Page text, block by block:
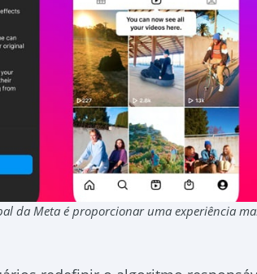
da Meta é proporcionar uma experiência